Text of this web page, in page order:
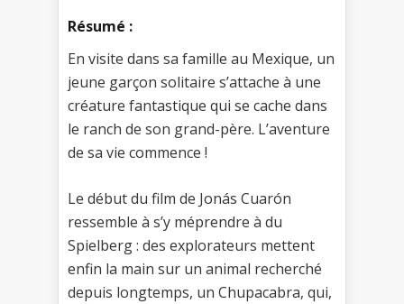
Résumé :
En visite dans sa famille au Mexique, un
jeune garçon solitaire s’attache à une
créature fantastique qui se cache dans
le ranch de son grand-père. L’aventure
de sa vie commence !
Le début du film de Jonás Cuarón
ressemble à s’y méprendre à du
Spielberg : des explorateurs mettent
enfin la main sur un animal recherché
depuis longtemps, un Chupacabra, qui,